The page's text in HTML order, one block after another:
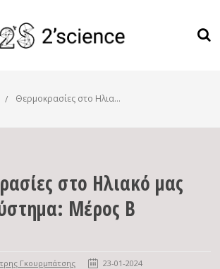
Θερμοκρασίες στο Ηλιακό μας Σύστημα: Μέρος B
στο Ηλιακό μας
Μέρος B
Γκουρμπάτσης
23-01-2024